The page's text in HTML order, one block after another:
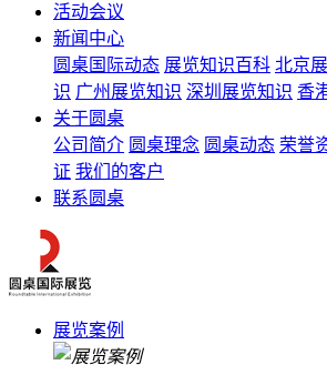
活动会议
新闻中心
圆桌国际动态 展览知识百科 北京
识 广州展览知识 深圳展览知识 香
关于圆桌
公司简介 圆桌理念 圆桌动态 荣誉
证 我们的客户
联系圆桌
展览案例